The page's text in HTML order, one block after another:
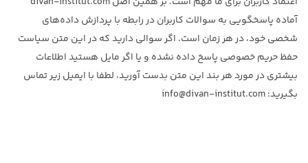
آماده پاسخگویی به سوالات کاربران در رابطه با پردازش داده‌های
شخصی خود، در هر زمان است. اگر سوالی دارید که در این متن سیاست
حفظ حریم خصوصی پاسخ داده نشده و یا اگر مایل هستید اطلاعات
بیشتری در مورد هر بند این متن بدست آورید، لطفا با ایمیل زیر تماس
بگیرید: info@divan-institut.com